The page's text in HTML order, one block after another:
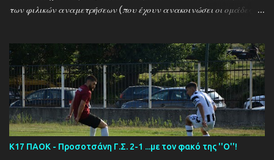
των φιλικών αναμετρήσεων (που έχουν ανακοινώσει οι ομάδες) ....
Ξηροποτάμος - Νευροκοπι 2-2 Α.Ο. Καβάλα - Αγ. Αθανάσιος 5-1
Μαυρόβατος - Αμπελοκηποι 0-2 Κ17 ΠΑΟΚ - Προσοτσάνη 2-1
(7/8) ------------------------------------------------------
--------- Ν. Αμισος - Νεοχώρι Σερρών 3-0
Κ17 ΠΑΟΚ - Προσοτσάνη Γ.Σ. 2-1 ...με τον φακό της ''Ο''!